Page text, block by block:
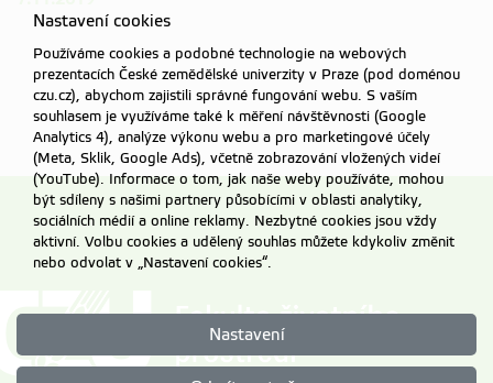
Nastavení cookies
Používáme cookies a podobné technologie na webových
prezentacích České zemědělské univerzity v Praze (pod doménou
czu.cz), abychom zajistili správné fungování webu. S vaším
souhlasem je využíváme také k měření návštěvnosti (Google
Analytics 4), analýze výkonu webu a pro marketingové účely
(Meta, Sklik, Google Ads), včetně zobrazování vložených videí
(YouTube). Informace o tom, jak naše weby používáte, mohou
být sdíleny s našimi partnery působícími v oblasti analytiky,
sociálních médií a online reklamy. Nezbytné cookies jsou vždy
aktivní. Volbu cookies a udělený souhlas můžete kdykoliv změnit
nebo odvolat v „Nastavení cookies“.
Nastavení